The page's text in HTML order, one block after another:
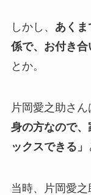
しかし、 あくま
係で、お付き
とか。
片岡愛之助さ
身の方なので
ックスできる」
当時、片岡愛